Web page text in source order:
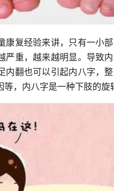
康复经验来讲，只有一小
重，越来越明显。导致
内翻也可以引起内八字，
，内八字是一种下肢的旋